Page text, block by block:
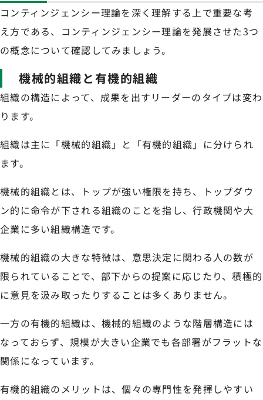
コンティンジェンシー理論を深く理解する上で重要な考
え方である、コンティンジェンシー理論を発展させた3つ
の概念について確認してみましょう。
機械的組織と有機的組織
組織の構造によって、成果を出すリーダーのタイプは変わ
ります。
組織は主に「機械的組織」と「有機的組織」に分けられ
ます。
機械的組織とは、トップが強い権限を持ち、トップダウ
ン的に命令が下される組織のことを指し、行政機関や大
企業に多い組織構造です。
機械的組織の大きな特徴は、意思決定に関わる人の数が
限られていることで、部下からの提案に応じたり、積極的
に意見を汲み取ったりすることは多くありません。
一方の有機的組織は、機械的組織のような階層構造には
なっておらず、規模が大きい企業でも各部署がフラットな
関係になっています。
有機的組織のメリットは、個々の専門性を発揮しやすい